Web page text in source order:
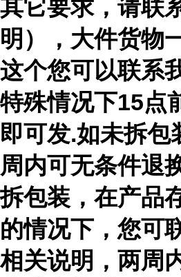
其它要求，请联
明），大件货物
这个您可以联系
特殊情况下15点
即可发.如未拆包
周内可无条件退
拆包装，在产品
的情况下，您可
相关说明，两周